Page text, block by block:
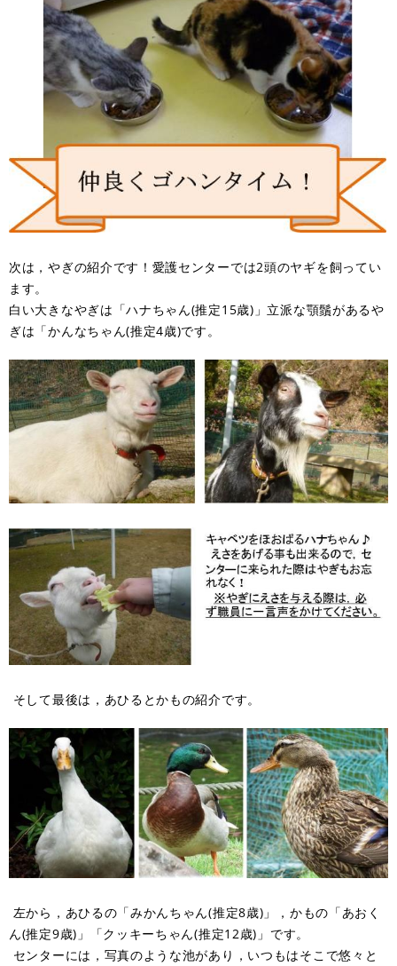
次は，やぎの紹介です！愛護センターでは2頭のヤギを飼ってい
ます。
白い大きなやぎは「ハナちゃん(推定15歳)」立派な顎鬚があるや
ぎは「かんなちゃん(推定4歳)です。
そして最後は，あひるとかもの紹介です。
左から，あひるの「みかんちゃん(推定8歳)」，かもの「あおく
ん(推定9歳)」「クッキーちゃん(推定12歳)」です。
センターには，写真のような池があり，いつもはそこで悠々と